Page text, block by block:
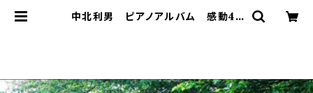
中北利男 ピアノアルバム 感動4 |